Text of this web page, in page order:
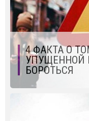
4 ФАКТА О
УПУЩЕННОЙ
БОРОТЬСЯ